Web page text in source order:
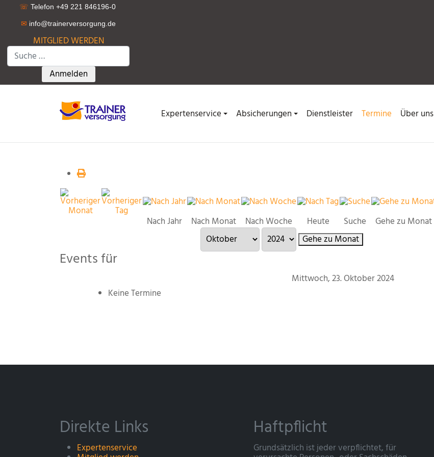
☏ Telefon +49 221 846196-0
✉ info@trainerversorgung.de
MITGLIED WERDEN
Suchen
Type 2 or more characters for results.
Anmelden
Expertenservice Absicherungen Dienstleister Termine Über uns
Nach Jahr Nach Monat Nach Woche Heute Suche
Gehe zu Monat
Gehe zu Monat
Events für
Mittwoch, 23. Oktober 2024
Keine Termine
Direkte Links
Expertenservice
Haftpflicht
Grundsätzlich ist jeder verpflichtet, für